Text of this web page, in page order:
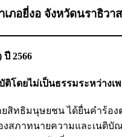
ภอยี่งอ จังหวัดนราธิวา
2566
โดยไม่เป็นธรรมระหว่างเ
สิทธิมนุษยชน ได้ยื่นคำร้อ
งสภาทนายความและเนติ